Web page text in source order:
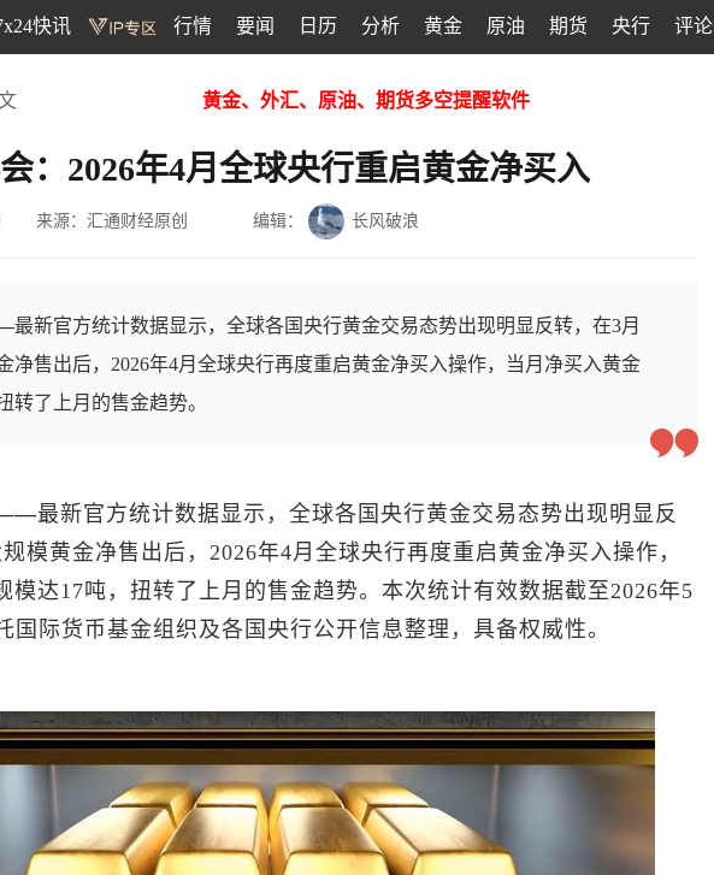
快讯 行情 要闻 日历 分析 黄金 原油 期货 央行 评论
黄金、外汇、原油、期货多空提醒软件
：2026年4月全球央行重启黄金净买入
来源：汇通财经原创 编辑： 长风破浪
最新官方统计数据显示，全球各国央行黄金交易态势出现明显反转，在3月
净售出后，2026年4月全球央行再度重启黄金净买入操作，当月净买入黄金
转了上月的售金趋势。
——最新官方统计数据显示，全球各国央行黄金交易态势出现明显反
模黄金净售出后，2026年4月全球央行再度重启黄金净买入操作，
模达17吨，扭转了上月的售金趋势。本次统计有效数据截至2026年5
国际货币基金组织及各国央行公开信息整理，具备权威性。